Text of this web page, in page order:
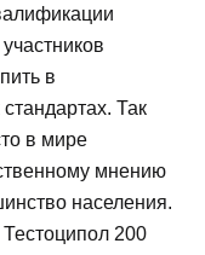
в
Так
в мире
мнению
населения.
200